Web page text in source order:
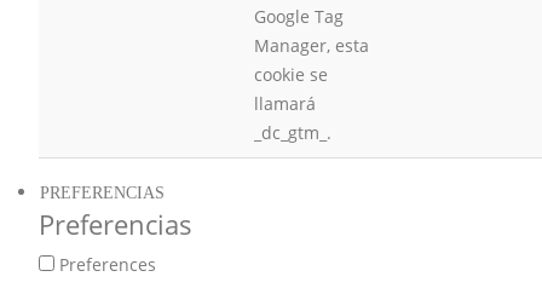
Google Tag
Manager, esta
cookie se
llamará
_dc_gtm_.
PREFERENCIAS
Preferencias
Preferences